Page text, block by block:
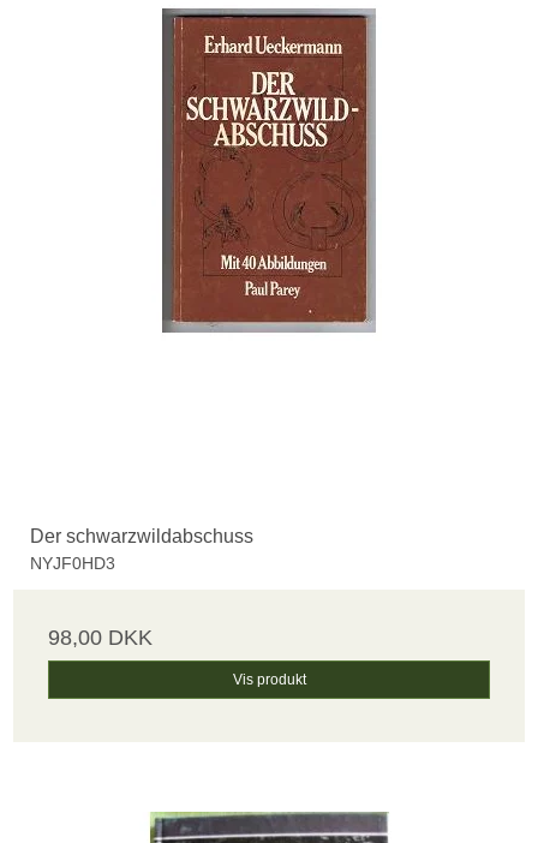
Der schwarzwildabschuss
NYJF0HD3
98,00 DKK
Vis produkt